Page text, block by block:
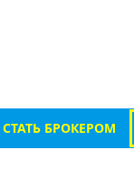
СТАТЬ БРОКЕРОМ